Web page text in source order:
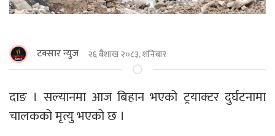
टक्सार न्युज २६ बैशाख २०८३, शनिबार
दाङ । सल्यानमा आज बिहान भएको ट्रयाक्टर दुर्घटनामा
चालकको मृत्यु भएको छ ।